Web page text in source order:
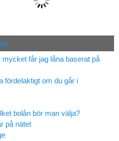
får jag låna baserat på
fördelaktigt om du går i
bolån bör man välja?
på nätet